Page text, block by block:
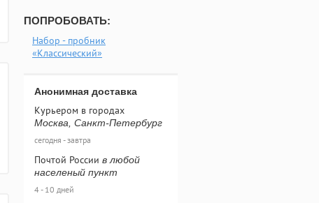
ПОПРОБОВАТЬ:
Набор - пробник
«Классический»
Анонимная доставка
Курьером в городах
Москва, Санкт-Петербург
сегодня - завтра
Почтой России в любой
населеный пункт
4 - 10 дней